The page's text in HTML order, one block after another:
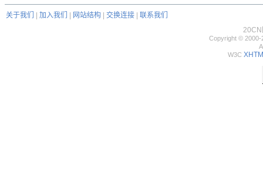
关于我们 加入我们 网站结构 交换连接
联系我们
20CN
Copyright © 2000-
W3C